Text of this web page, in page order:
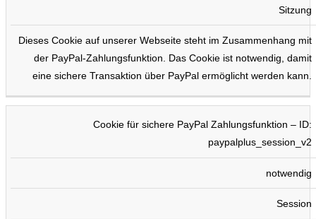
Sitzung
Dieses Cookie auf unserer Webseite steht im Zusammenhang mit
der PayPal-Zahlungsfunktion. Das Cookie ist notwendig, damit
eine sichere Transaktion über PayPal ermöglicht werden kann.
Cookie für sichere PayPal Zahlungsfunktion – ID:
paypalplus_session_v2
notwendig
Session